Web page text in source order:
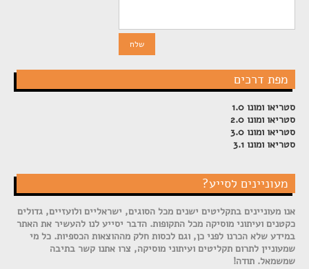
מפת דרכים
סטריאו ומונו 1.0
סטריאו ומונו 2.0
סטריאו ומונו 3.0
סטריאו ומונו 3.1
מעוניינים לסייע?
אנו מעוניינים בתקליטים ישנים מכל הסוגים, ישראליים ולועזיים, גדולים
כקטנים ועיתוני מוסיקה מכל התקופות. הדבר יסייע לנו להעשיר את האתר
במידע שלא הכרנו לפני כן, וגם לכסות חלק מההוצאות הכספיות. כל מי
שמעוניין לתרום תקליטים ועיתוני מוסיקה, צרו אתנו קשר בתיבה
שמשמאל. תודה!